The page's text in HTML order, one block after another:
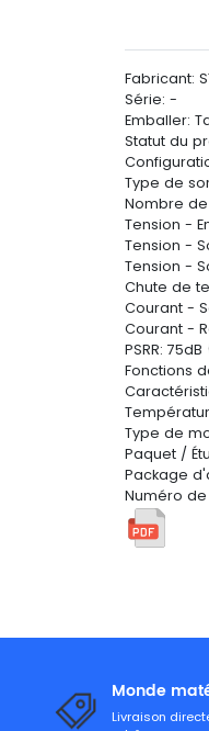
Fabricant:
Série: -
Emballer:
Statut du
Type de
Nombre de
Tension -
Tension -
Tension -
Chute de
Courant -
Courant -
PSRR: 75dB
Fonctions
Type de
Paquet /
Package
Numéro de
Monde
Livraison